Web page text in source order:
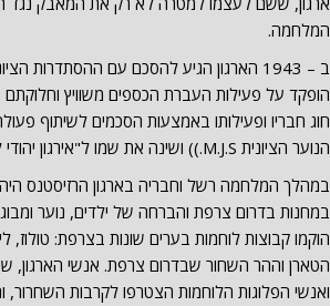
המלחמה.
ב – 1943 הארגון הגיע להסכם עם
הופקד על פעילות העברת הכספים משוויץ
הנוער הציונית M.J.S.)) ושינה את שמו ל"אירגון יהודי למאבק" (Organisation Juive de Combat- OJC).
במהלך המלחמה רשל וחבריה בארגון הרזיסטנס
במחנות בדרום צרפת והברחה של ילדים, נוער
הוקמו קבוצות לוחמות בערים שונות בצרפת: טולוז,
הטארן וההר השחור שבדרום צרפת. אנשי הארגון,